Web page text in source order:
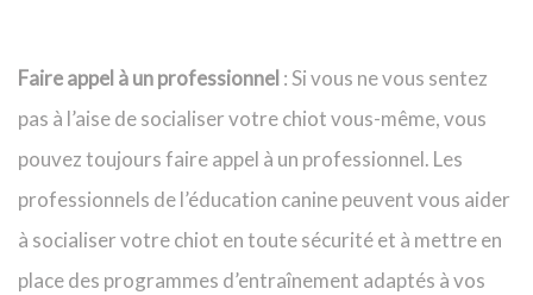
Faire appel à un professionnel : Si vous ne vous sentez
pas à l’aise de socialiser votre chiot vous-même, vous
pouvez toujours faire appel à un professionnel. Les
professionnels de l’éducation canine peuvent vous aider
à socialiser votre chiot en toute sécurité et à mettre en
place des programmes d’entraînement adaptés à vos